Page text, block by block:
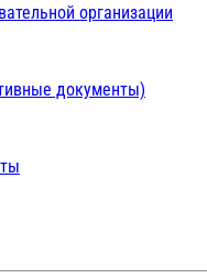
организации
документы)